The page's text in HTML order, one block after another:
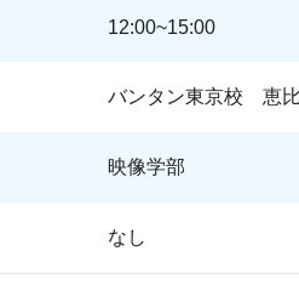
12:00~15:00
バンタン東京校 恵
映像学部
なし